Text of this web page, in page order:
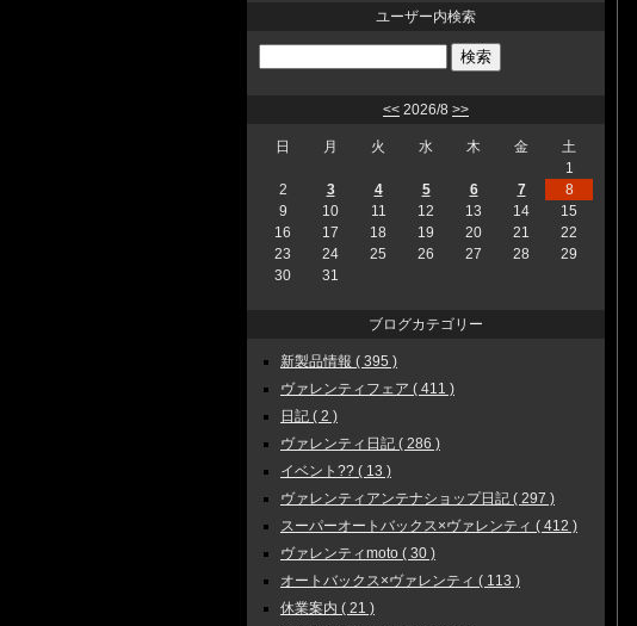
ユーザー内検索
<< 2026/8 >>
日 月 火 水 木 金
土
1
2
3 4 5 6 7
8
9
10 11 12 13 14
15
16
17 18 19 20 21
22
23
24 25 26 27 28
29
30
31
ブログカテゴリー
新製品情報 ( 395 )
ヴァレンティフェア ( 411 )
日記 ( 2 )
ヴァレンティ日記 ( 286 )
イベント?? ( 13 )
ヴァレンティアンテナショップ日記 ( 297 )
スーパーオートバックス×ヴァレンティ ( 412 )
ヴァレンティmoto ( 30 )
オートバックス×ヴァレンティ ( 113 )
休業案内 ( 21 )